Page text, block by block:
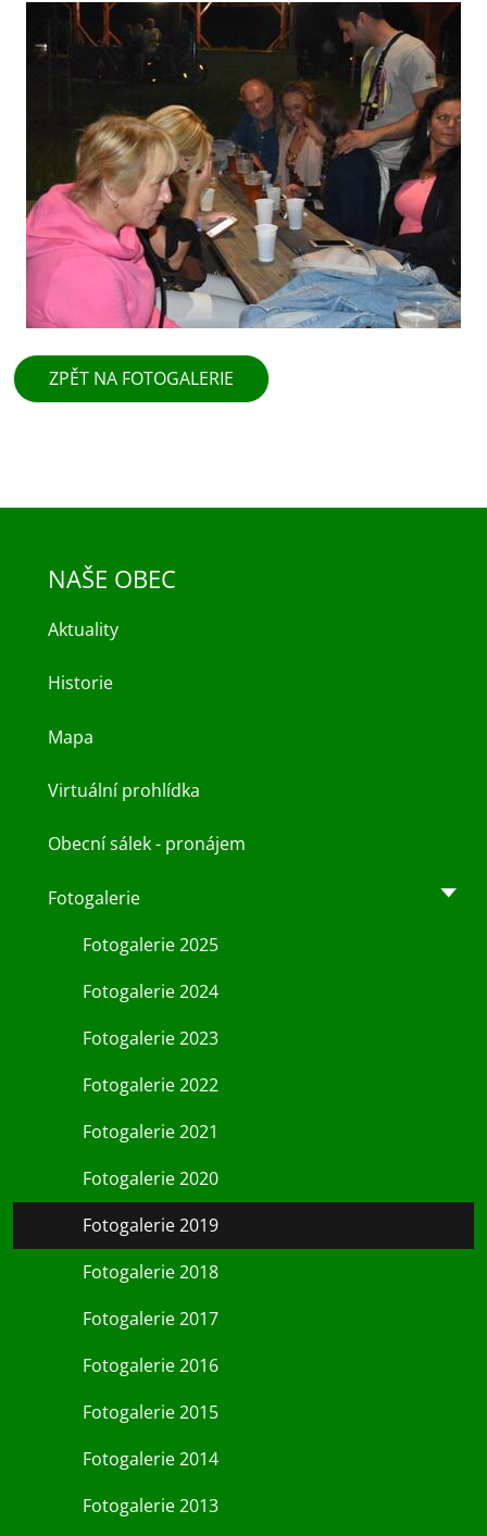
ZPĚT NA FOTOGALERIE
NAŠE OBEC
Aktuality
Historie
Mapa
Virtuální prohlídka
Obecní sálek - pronájem
Fotogalerie
Fotogalerie 2025
Fotogalerie 2024
Fotogalerie 2023
Fotogalerie 2022
Fotogalerie 2021
Fotogalerie 2020
Fotogalerie 2019
Fotogalerie 2018
Fotogalerie 2017
Fotogalerie 2016
Fotogalerie 2015
Fotogalerie 2014
Fotogalerie 2013